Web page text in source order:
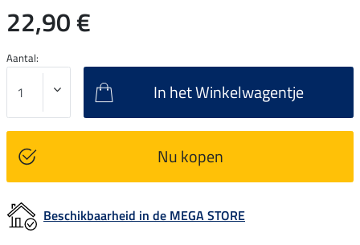
22,90 €
Aantal:
In het Winkelwagentje
Nu kopen
Beschikbaarheid in de MEGA STORE